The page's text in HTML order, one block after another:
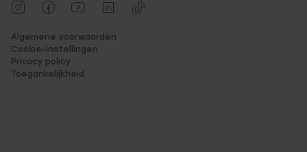
Algemene voorwaarden
Cookie-instellingen
Privacy policy
Toegankelijkheid